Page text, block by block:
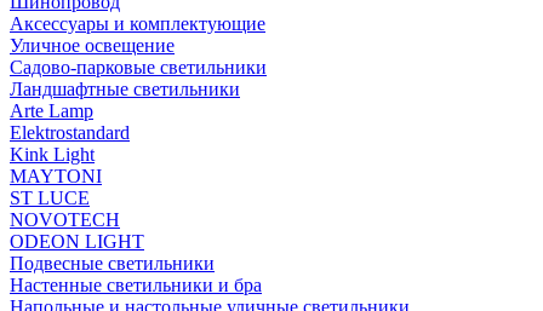
Аксессуары и комплектующие
Уличное освещение
Садово-парковые светильники
Ландшафтные светильники
Arte Lamp
Elektrostandard
Kink Light
MAYTONI
ST LUCE
NOVOTECH
ODEON LIGHT
Подвесные светильники
Настенные светильники и бра
Напольные и настольные уличные светильники